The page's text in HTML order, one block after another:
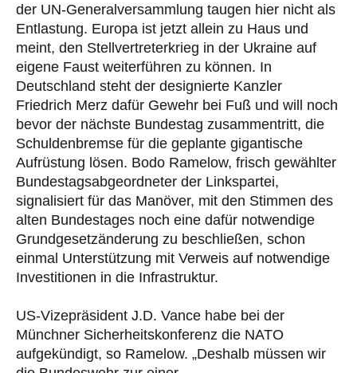
der UN-Generalversammlung taugen hier nicht als
Entlastung. Europa ist jetzt allein zu Haus und
meint, den Stellvertreterkrieg in der Ukraine auf
eigene Faust weiterführen zu können. In
Deutschland steht der designierte Kanzler
Friedrich Merz dafür Gewehr bei Fuß und will noch
bevor der nächste Bundestag zusammentritt, die
Schuldenbremse für die geplante gigantische
Aufrüstung lösen. Bodo Ramelow, frisch gewählter
Bundestagsabgeordneter der Linkspartei,
signalisiert für das Manöver, mit den Stimmen des
alten Bundestages noch eine dafür notwendige
Grundgesetzänderung zu beschließen, schon
einmal Unterstützung mit Verweis auf notwendige
Investitionen in die Infrastruktur.
US-Vizepräsident J.D. Vance habe bei der
Münchner Sicherheitskonferenz die NATO
aufgekündigt, so Ramelow. „Deshalb müssen wir